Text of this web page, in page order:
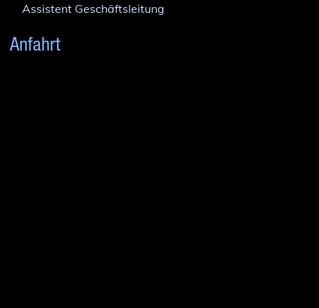
Assistent Geschäftsleitung
Anfahrt